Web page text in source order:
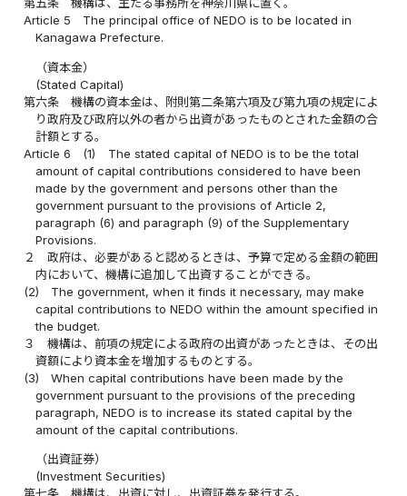
第五条
機構は、主たる事務所を神奈川県に置く。
Article 5
The principal office of NEDO is to be located in
Kanagawa Prefecture.
（資本金）
(Stated Capital)
第六条
機構の資本金は、附則第二条第六項及び第九項の規定によ
り政府及び政府以外の者から出資があったものとされた金額の合
計額とする。
Article 6
(1)
The stated capital of NEDO is to be the total
amount of capital contributions considered to have been
made by the government and persons other than the
government pursuant to the provisions of Article 2,
paragraph (6) and paragraph (9) of the Supplementary
Provisions.
２
政府は、必要があると認めるときは、予算で定める金額の範囲
内において、機構に追加して出資することができる。
(2)
The government, when it finds it necessary, may make
capital contributions to NEDO within the amount specified in
the budget.
３
機構は、前項の規定による政府の出資があったときは、その出
資額により資本金を増加するものとする。
(3)
When capital contributions have been made by the
government pursuant to the provisions of the preceding
paragraph, NEDO is to increase its stated capital by the
amount of the capital contributions.
（出資証券）
(Investment Securities)
第七条
機構は、出資に対し、出資証券を発行する。